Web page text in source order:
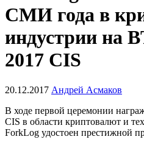
СМИ года в
индустрии на
2017 CIS
20.12.2017 Андрей Асмаков
В ходе первой церемонии
CIS в области криптовалют и
ForkLog удостоен престижной